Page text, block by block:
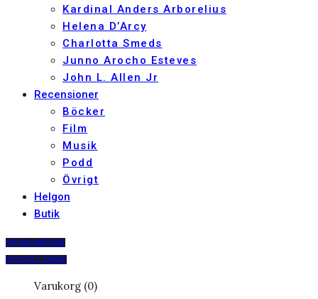
Kardinal Anders Arborelius
Helena D’Arcy
Charlotta Smeds
Junno Arocho Esteves
John L. Allen Jr
Recensioner
Böcker
Film
Musik
Podd
Övrigt
Helgon
Butik
PRENUMERERA
DIGITALT ARKIV
Varukorg (0)